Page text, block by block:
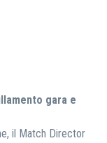
gara e
il Match Director